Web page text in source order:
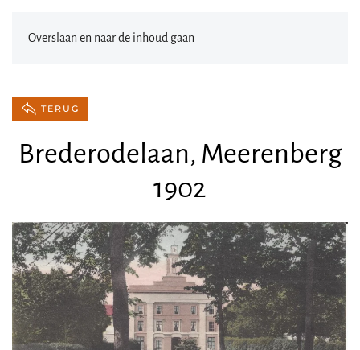
Overslaan en naar de inhoud gaan
TERUG
Brederodelaan, Meerenberg
1902